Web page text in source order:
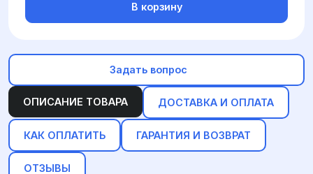
ОПИСАНИЕ ТОВАРА ДОСТАВКА И ОПЛАТА
КАК ОПЛАТИТЬ ГАРАНТИЯ И ВОЗВРАТ
ОТЗЫВЫ
В корзину
Задать вопрос